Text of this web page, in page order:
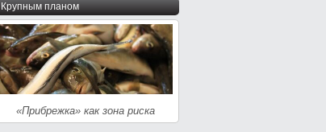
Крупным планом
«Прибрежка» как зона риска